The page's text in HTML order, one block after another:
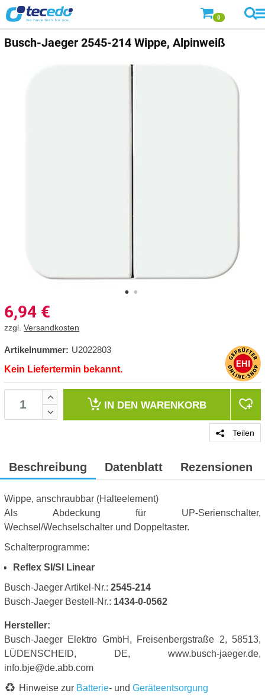
0
Busch-Jaeger 2545-214 Wippe, Alpinweiß
6,94 €
zzgl. Versandkosten
Artikelnummer: U2022803
Kein Liefertermin bekannt.
IN DEN WARENKORB
Teilen
Beschreibung Datenblatt Rezensionen
Wippe, anschraubbar (Halteelement)
Als Abdeckung für UP-Serienschalter,
Wechsel/Wechselschalter und Doppeltaster.
Schalterprogramme:
Reflex SI/SI Linear
Busch-Jaeger Artikel-Nr.: 2545-214
Busch-Jaeger Bestell-Nr.: 1434-0-0562
Hersteller:
Busch-Jaeger Elektro GmbH, Freisenbergstraße 2, 58513,
LÜDENSCHEID, DE, www.busch-jaeger.de,
info.bje@de.abb.com
Hinweise zur Batterie- und Geräteentsorgung